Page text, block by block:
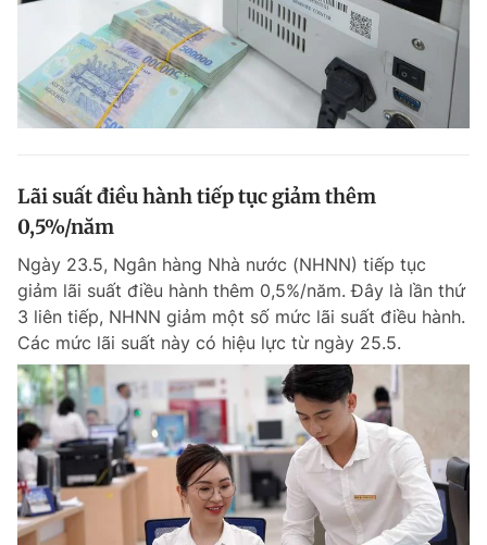
Lãi suất điều hành tiếp tục giảm thêm
0,5%/năm
Ngày 23.5, Ngân hàng Nhà nước (NHNN) tiếp tục
giảm lãi suất điều hành thêm 0,5%/năm. Đây là lần thứ
3 liên tiếp, NHNN giảm một số mức lãi suất điều hành.
Các mức lãi suất này có hiệu lực từ ngày 25.5.